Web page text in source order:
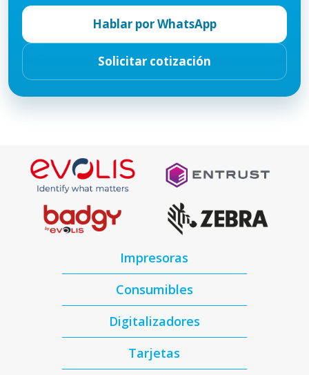
Hablar por WhatsApp
Solicitar cotización
Impresoras
Consumibles
Digitalizadores
Tarjetas